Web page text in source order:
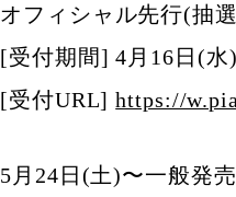
オフィシャル先行(抽
[受付期間] 4月16日(水
[受付URL]https://
5月24日(土)〜一般発